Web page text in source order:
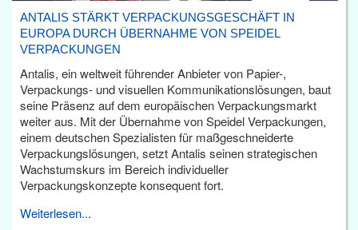
ANTALIS STÄRKT VERPACKUNGSGESCHÄFT IN
EUROPA DURCH ÜBERNAHME VON SPEIDEL
VERPACKUNGEN
Antalis, ein weltweit führender Anbieter von Papier-,
Verpackungs- und visuellen Kommunikationslösungen, baut
seine Präsenz auf dem europäischen Verpackungsmarkt
weiter aus. Mit der Übernahme von Speidel Verpackungen,
einem deutschen Spezialisten für maßgeschneiderte
Verpackungslösungen, setzt Antalis seinen strategischen
Wachstumskurs im Bereich individueller
Verpackungskonzepte konsequent fort.
Weiterlesen...